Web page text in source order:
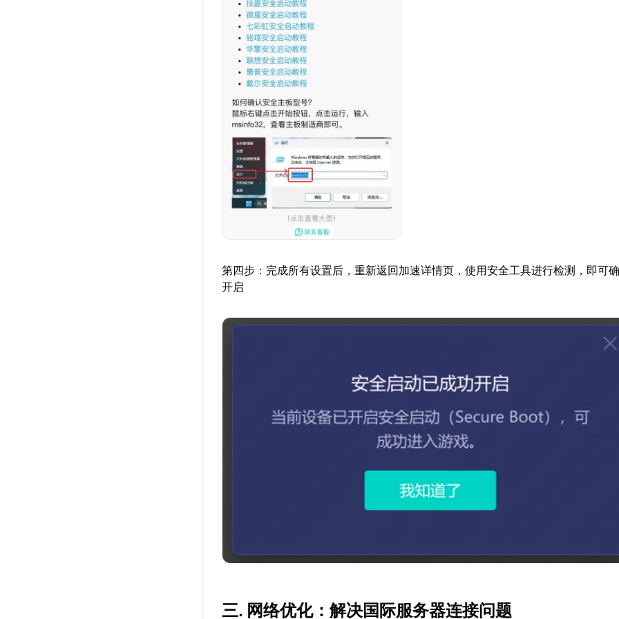
第四步：完成所有设置后，重新返回加速详情页，使用安全工具进行检测，即可
开启
三. 网络优化：解决国际服务器连接问题